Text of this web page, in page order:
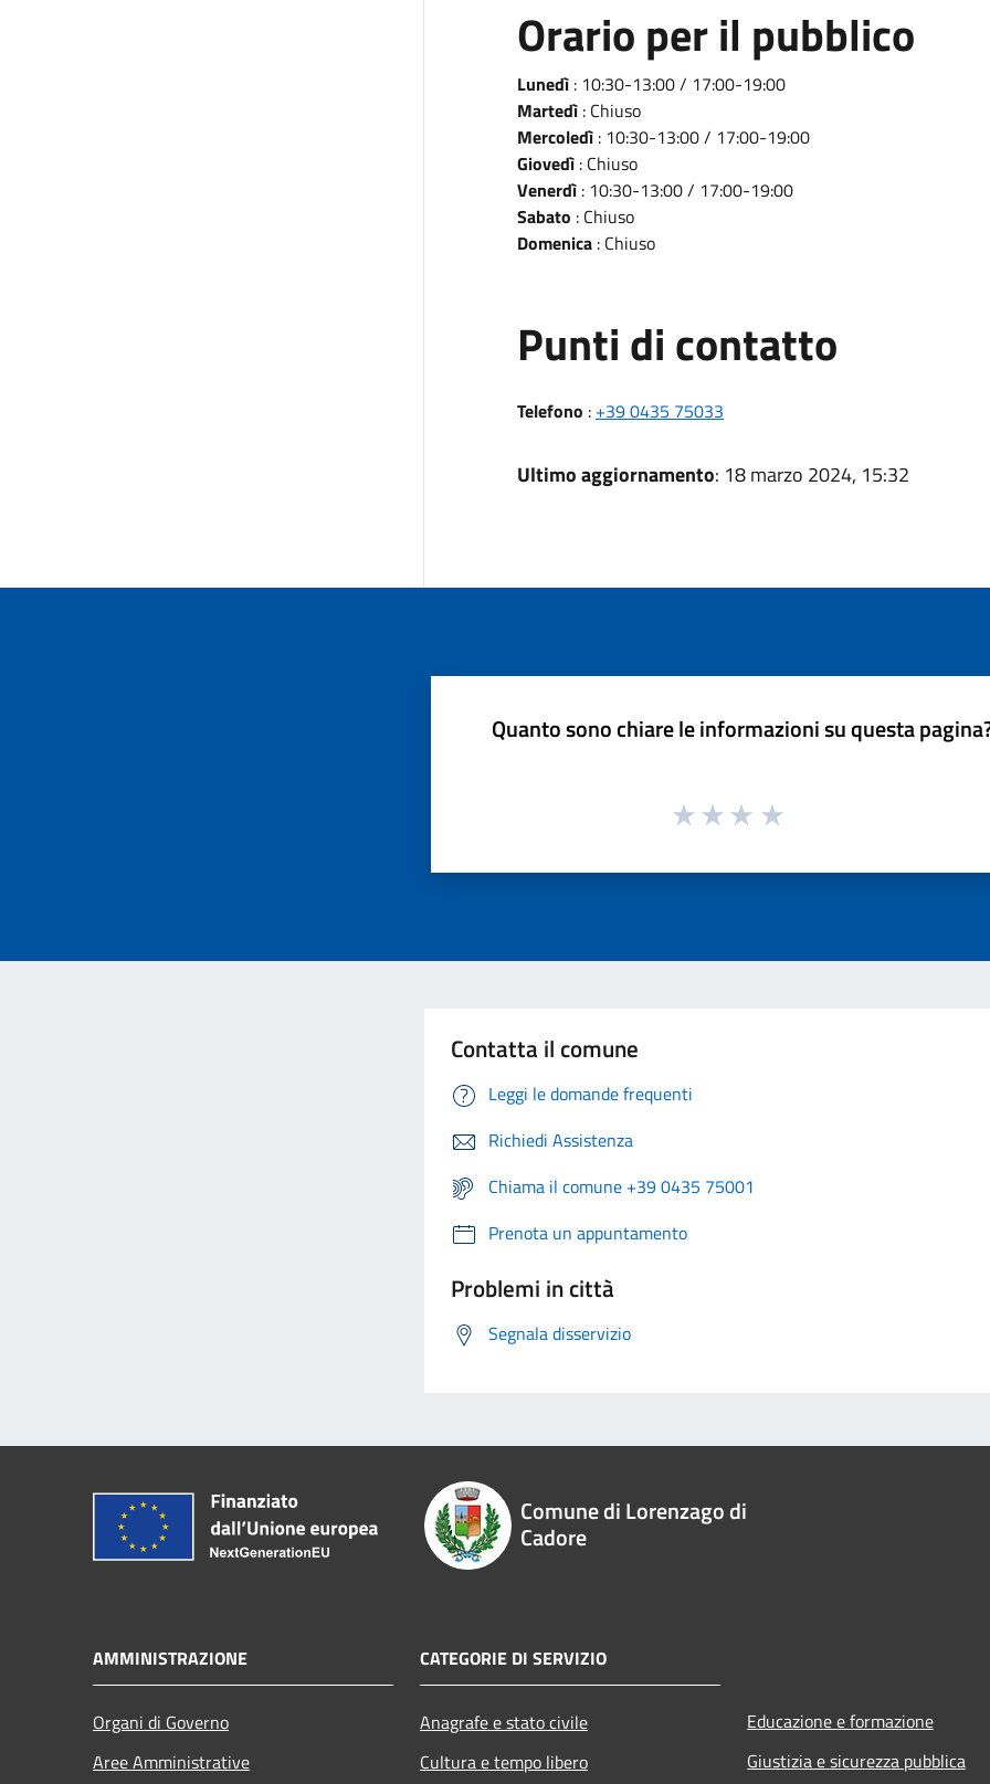
Orario per il pubblico
Lunedì: 10:30-13:00 / 17:00-19:00
Martedì: Chiuso
Mercoledì: 10:30-13:00 / 17:00-19:00
Giovedì: Chiuso
Venerdì: 10:30-13:00 / 17:00-19:00
Sabato : Chiuso
Domenica: Chiuso
Punti di contatto
Telefono : +39 0435 75033
Ultimo aggiornamento: 18 marzo 2024, 15:32
Quanto sono chiare le informazioni su questa
Contatta il comune
Leggi le domande frequenti
Richiedi Assistenza
Chiama il comune +39 0435 75001
Prenota un appuntamento
Problemi in città
Segnala disservizio
Comune di Lorenzago di
Cadore
AMMINISTRAZIONE
Organi di Governo
Aree Amministrative
CATEGORIE DI SERVIZIO
Anagrafe e stato civile
Cultura e tempo libero
Educazione e formazione
Giustizia e sicurezza pubblica